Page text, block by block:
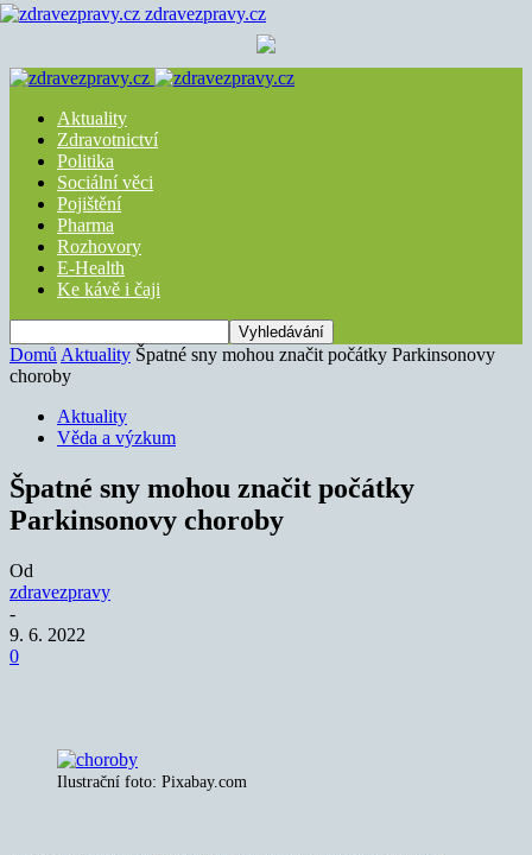
zdravezpravy.cz
Aktuality
Zdravotnictví
Politika
Sociální věci
Pojištění
Pharma
Rozhovory
E-Health
Ke kávě i čaji
Domů Aktuality Špatné sny mohou značit počátky Parkinsonovy
choroby
Aktuality
Věda a výzkum
Špatné sny mohou značit počátky
Parkinsonovy choroby
Od
zdravezpravy
-
9. 6. 2022
0
Ilustrační foto: Pixabay.com